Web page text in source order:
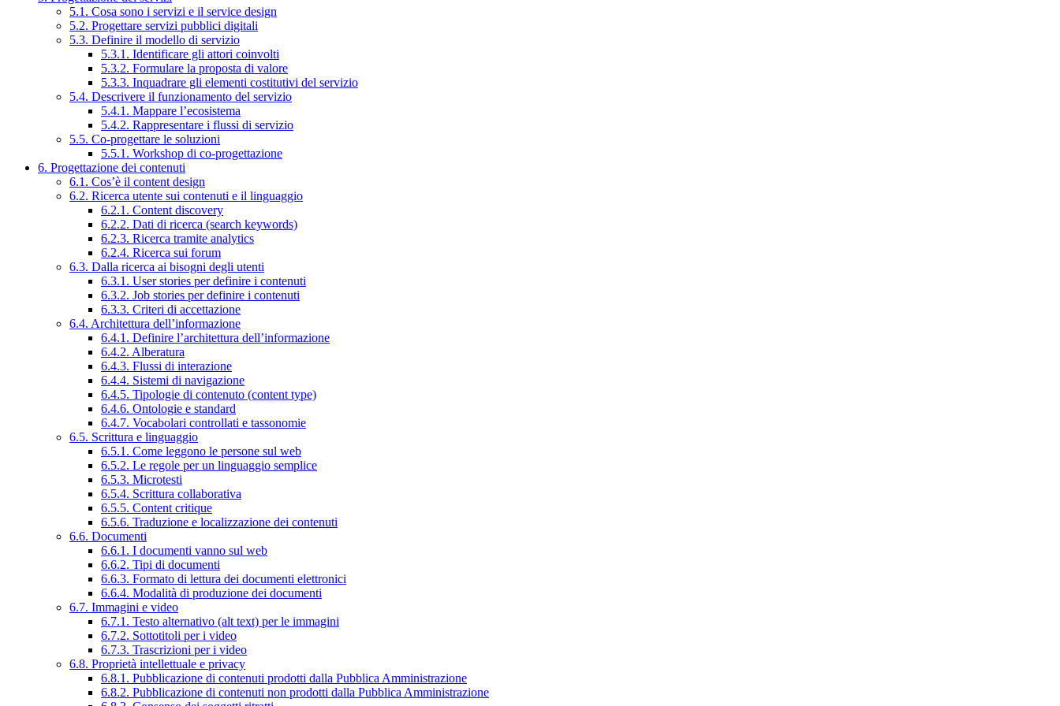
5.1. Cosa sono i servizi e il service design
5.2. Progettare servizi pubblici digitali
5.3. Definire il modello di servizio
5.3.1. Identificare gli attori coinvolti
5.3.2. Formulare la proposta di valore
5.3.3. Inquadrare gli elementi costitutivi del servizio
5.4. Descrivere il funzionamento del servizio
5.4.1. Mappare l’ecosistema
5.4.2. Rappresentare i flussi di servizio
5.5. Co-progettare le soluzioni
5.5.1. Workshop di co-progettazione
6. Progettazione dei contenuti
6.1. Cos’è il content design
6.2. Ricerca utente sui contenuti e il linguaggio
6.2.1. Content discovery
6.2.2. Dati di ricerca (search keywords)
6.2.3. Ricerca tramite analytics
6.2.4. Ricerca sui forum
6.3. Dalla ricerca ai bisogni degli utenti
6.3.1. User stories per definire i contenuti
6.3.2. Job stories per definire i contenuti
6.3.3. Criteri di accettazione
6.4. Architettura dell’informazione
6.4.1. Definire l’architettura dell’informazione
6.4.2. Alberatura
6.4.3. Flussi di interazione
6.4.4. Sistemi di navigazione
6.4.5. Tipologie di contenuto (content type)
6.4.6. Ontologie e standard
6.4.7. Vocabolari controllati e tassonomie
6.5. Scrittura e linguaggio
6.5.1. Come leggono le persone sul web
6.5.2. Le regole per un linguaggio semplice
6.5.3. Microtesti
6.5.4. Scrittura collaborativa
6.5.5. Content critique
6.5.6. Traduzione e localizzazione dei contenuti
6.6. Documenti
6.6.1. I documenti vanno sul web
6.6.2. Tipi di documenti
6.6.3. Formato di lettura dei documenti elettronici
6.6.4. Modalità di produzione dei documenti
6.7. Immagini e video
6.7.1. Testo alternativo (alt text) per le immagini
6.7.2. Sottotitoli per i video
6.7.3. Trascrizioni per i video
6.8. Proprietà intellettuale e privacy
6.8.1. Pubblicazione di contenuti prodotti dalla Pubblica Amministrazione
6.8.2. Pubblicazione di contenuti non prodotti dalla Pubblica Amministrazione